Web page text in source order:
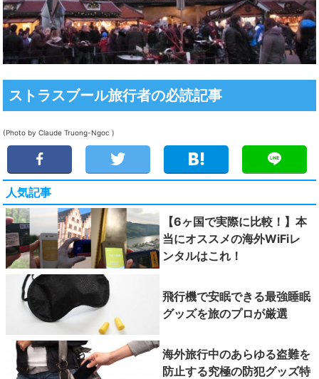
ストラスブール旅行者の必読記事
(Photo by Claude Truong-Ngoc )
人気記事
【6ヶ国で実際に比較！】本
当にオススメの海外WiFiレ
ンタルはこれ！
飛行機で安眠できる最強睡眠
グッズを旅のプロが厳選
海外旅行中のあらゆる盗難を
防止する究極の防犯グッズ特